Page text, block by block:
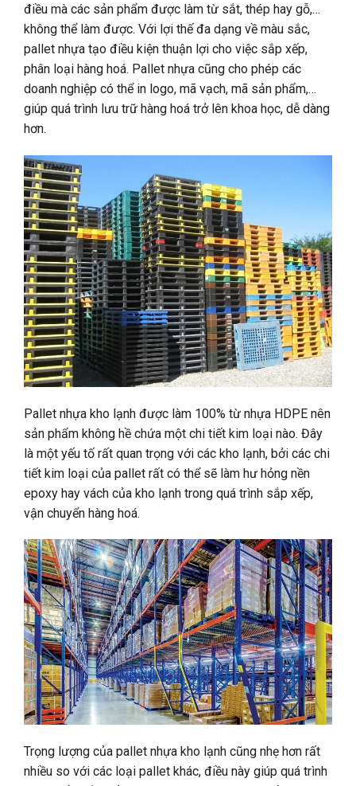
điều mà các sản phẩm được làm từ sắt, thép hay gỗ,…
không thể làm được. Với lợi thế đa dạng về màu sắc,
pallet nhựa tạo điều kiện thuận lợi cho việc sắp xếp,
phân loại hàng hoá. Pallet nhựa cũng cho phép các
doanh nghiệp có thể in logo, mã vạch, mã sản phẩm,…
giúp quá trình lưu trữ hàng hoá trở lên khoa học, dễ dàng
hơn.
Pallet nhựa kho lạnh được làm 100% từ nhựa HDPE nên
sản phẩm không hề chứa một chi tiết kim loại nào. Đây
là một yếu tố rất quan trọng với các kho lạnh, bởi các chi
tiết kim loại của pallet rất có thể sẽ làm hư hỏng nền
epoxy hay vách của kho lạnh trong quá trình sắp xếp,
vận chuyển hàng hoá.
Trọng lượng của pallet nhựa kho lạnh cũng nhẹ hơn rất
nhiều so với các loại pallet khác, điều này giúp quá trình